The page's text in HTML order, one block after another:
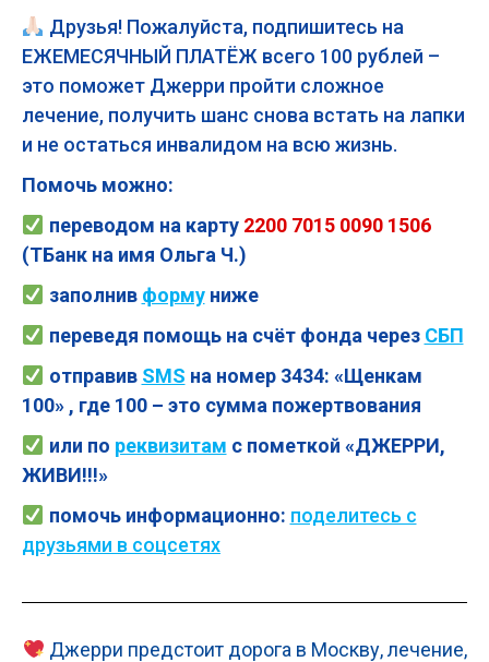
Друзья! Пожалуйста, подпишитесь на
ЕЖЕМЕСЯЧНЫЙ ПЛАТЁЖ всего 100 рублей –
это поможет Джерри пройти сложное
лечение, получить шанс снова встать на лапки
и не остаться инвалидом на всю жизнь.
Помочь можно:
переводом на карту2200 7015 0090 1506
(ТБанк на имя Ольга Ч.)
заполнив формуниже
переведя помощь на счёт фонда через СБП
отправив SMS на номер 3434: «Щенкам
100» , где 100 – это сумма пожертвования
или по реквизитам с пометкой «ДЖЕРРИ,
ЖИВИ!!!»
помочь информационно: поделитесь с
друзьями в соцсетях
Джерри предстоит дорога в Москву, лечение,